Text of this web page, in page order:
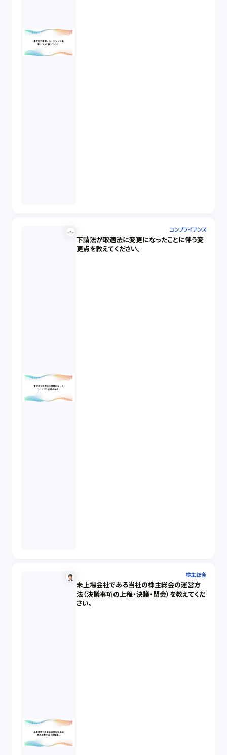
コンプライアンス
下請法が取適法に変更になったことに伴う変
更点を教えてください。
株主総会
未上場会社である当社の株主総会の運営方
法（決議事項の上程・決議・閉会）を教えてくだ
さい。